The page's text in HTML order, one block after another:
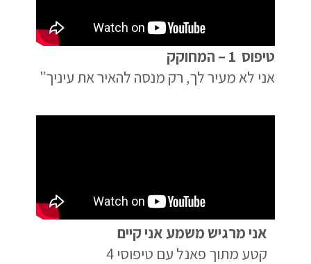
טיפוס 1 – המחוקק
אני לא מעיר לך, רק מנסה להאיר את עיניך"
אני מרגיש משמע אני קיים
קטע מתוך פאנל עם טיפוסי 4